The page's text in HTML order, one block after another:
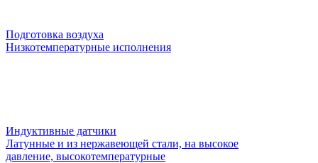
Подготовка воздуха
Низкотемпературные исполнения
Индуктивные датчики
Латунные и из нержавеющей стали, на высокое
давление, высокотемпературные